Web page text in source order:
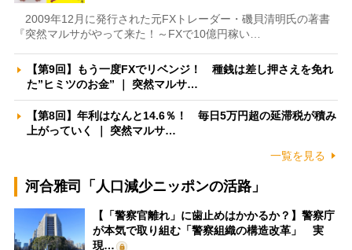
2009年12月に発行された元FXトレーダー・磯貝清明氏の著書
『突然マルサがやって来た！～FXで10億円稼い…
【第9回】もう一度FXでリベンジ！ 種銭は差し押さえを免れ
た”ヒミツのお金” ｜ 突然マルサ…
【第8回】年利はなんと14.6％！ 毎日5万円超の延滞税が積み
上がっていく ｜ 突然マルサ…
一覧を見る
河合雅司「人口減少ニッポンの活路」
【「警察官離れ」に歯止めはかかるか？】警察庁
が本気で取り組む「警察組織の構造改革」 実
現…